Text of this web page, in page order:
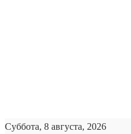
Суббота, 8 августа, 2026